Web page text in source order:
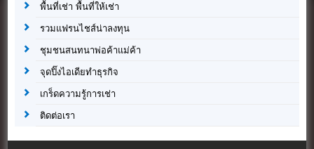
พื้นที่เช่า พื้นที่ให้เช่า
รวมแฟรนไชส์น่าลงทุน
ชุมชนสนทนาพ่อค้าแม่ค้า
จุดปิ๊งไอเดียทำธุรกิจ
เกร็ดความรู้การเช่า
ติดต่อเรา